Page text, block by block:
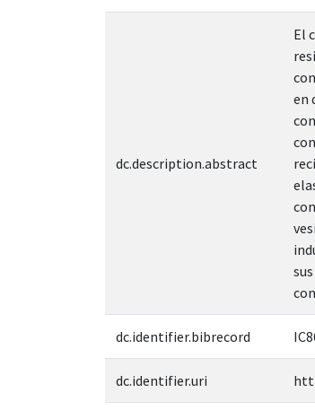
dc.description.abstract
El
en
dc.identifier.bibrecord
dc.identifier.uri